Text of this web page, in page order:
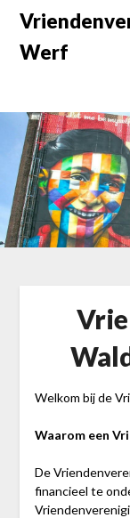
Doorgaan
naar
inhoudWerf
Welkom bij de
Waarom een
De
financieel te